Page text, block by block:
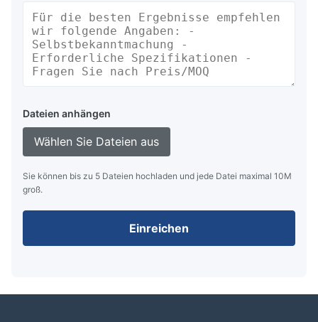
Dateien anhängen
Wählen Sie Dateien aus
Sie können bis zu 5 Dateien hochladen und jede Datei maximal 10M
groß.
Einreichen